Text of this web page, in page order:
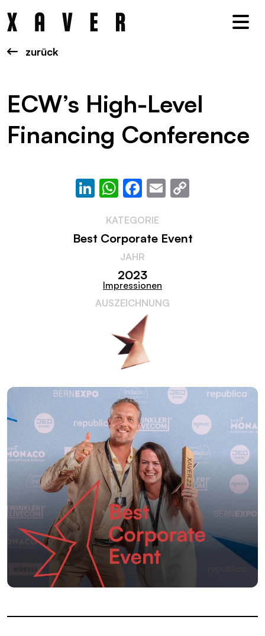
zurück
ECW’s High-Level
Financing Conference
LinkedIn
WhatsApp
Facebook
Email
KATEGORIE
Best Corporate Event
JAHR
2023
Impressionen
AUSZEICHNUNG